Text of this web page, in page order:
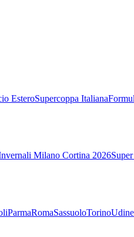
EsteroSupercoppa Italiana
Milano Cortina 2026
ParmaRomaSassuoloTorino